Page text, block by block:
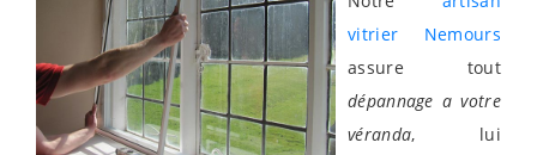
vitrier Nemours
assure tout
dépannage a votre
véranda, lui